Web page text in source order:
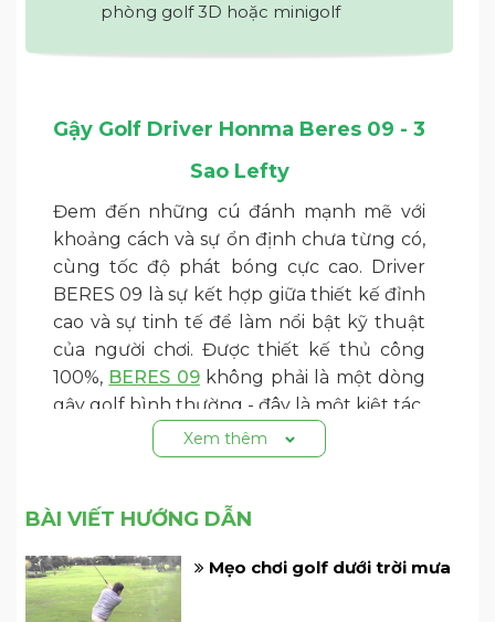
phòng golf 3D hoặc minigolf
Gậy Golf Driver Honma Beres 09 - 3
Sao Lefty
Đem đến những cú đánh mạnh mẽ với
khoảng cách và sự ổn định chưa từng có,
cùng tốc độ phát bóng cực cao. Driver
BERES 09 là sự kết hợp giữa thiết kế đỉnh
cao và sự tinh tế để làm nổi bật kỹ thuật
của người chơi. Được thiết kế thủ công
100%, BERES 09không phải là một dòng
gậy golf bình thường - đây là một kiệt tác.
Xem thêm
BÀI VIẾT HƯỚNG DẪN
Mẹo chơi golf dưới trời mưa